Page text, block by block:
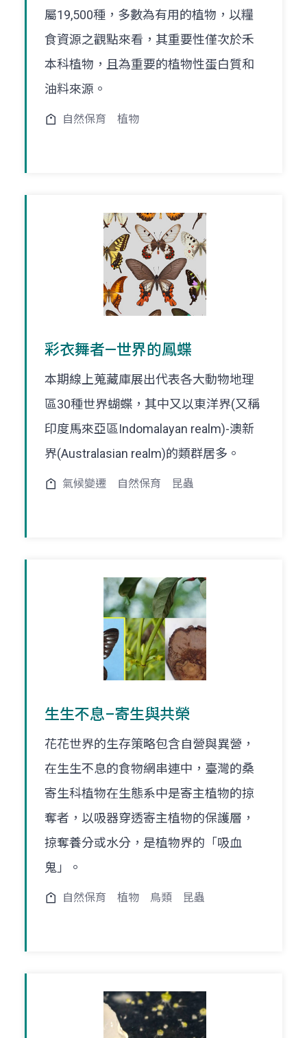
屬19,500種，多數為有用的植物，以糧
食資源之觀點來看，其重要性僅次於禾
本科植物，且為重要的植物性蛋白質和
油料來源。
自然保育 植物
彩衣舞者—世界的鳳蝶
本期線上蒐藏庫展出代表各大動物地理
區30種世界蝴蝶，其中又以東洋界(又稱
印度馬來亞區Indomalayan realm)-澳新
界(Australasian realm)的類群居多。
氣候變遷 自然保育 昆蟲
生生不息–寄生與共榮
花花世界的生存策略包含自營與異營，
在生生不息的食物網串連中，臺灣的桑
寄生科植物在生態系中是寄主植物的掠
奪者，以吸器穿透寄主植物的保護層，
掠奪養分或水分，是植物界的「吸血
鬼」。
自然保育 植物 鳥類 昆蟲